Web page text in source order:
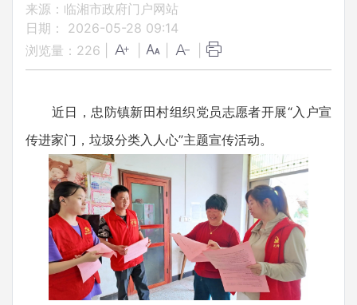
来源：临湘市政府门户网站
日期： 2026-05-28 09:14
浏览量： 226
近日，忠防镇新田村组织党员志愿者开展“入户宣
传进家门，垃圾分类入人心”主题宣传活动。